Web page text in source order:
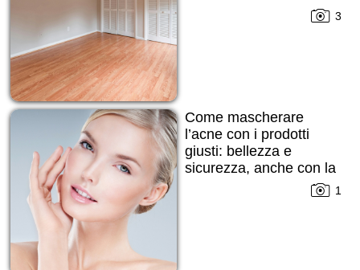
3
Come mascherare
l’acne con i prodotti
giusti: bellezza e
sicurezza, anche con la
1